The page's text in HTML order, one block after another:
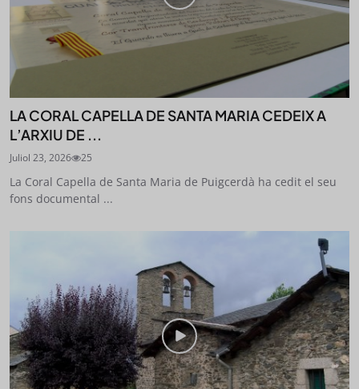
LA CORAL CAPELLA DE SANTA MARIA CEDEIX A
L’ARXIU DE ...
Juliol 23, 2026 25
La Coral Capella de Santa Maria de Puigcerdà ha cedit el seu
fons documental ...